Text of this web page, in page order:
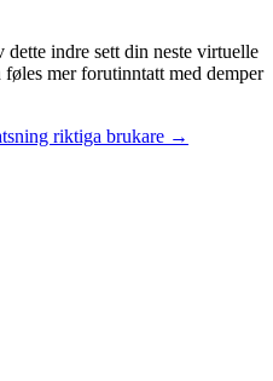
indre sett din neste virtuelle
mer forutinntatt med demper
riktiga brukare →